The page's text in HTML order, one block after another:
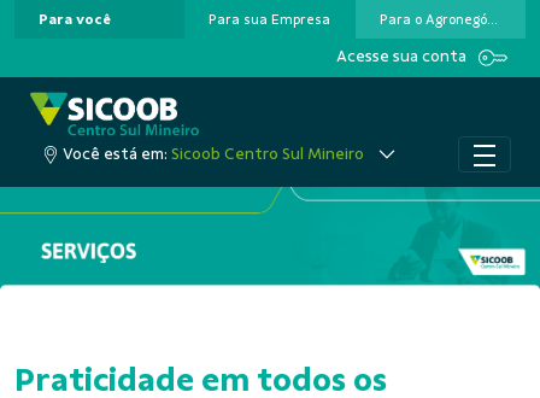
Pular para o Conteúdo principal
Para você Para sua Empresa Para o Agronegócio
Acesse sua conta
Você está em: Sicoob Centro Sul Mineiro
Praticidade em todos os